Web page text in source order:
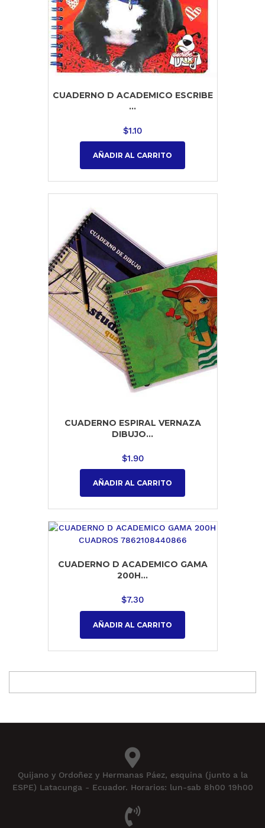
CUADERNO D ACADEMICO ESCRIBE
...
$1.10
AÑADIR AL CARRITO
CUADERNO ESPIRAL VERNAZA
DIBUJO...
$1.90
AÑADIR AL CARRITO
CUADERNO D ACADEMICO GAMA
200H...
$7.30
AÑADIR AL CARRITO
Quijano y Ordoñez y Hermanas Páez, esquina (junto a la
ESPE) Latacunga - Ecuador. Horarios: lun-sab 8h00 19h00